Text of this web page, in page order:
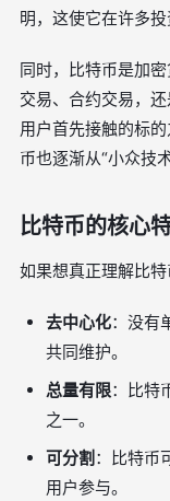
明，这使它在许多投
同时，比特币是加
交易、合约交易，
用户首先接触的标
币也逐渐从“小众技
比特币的核心
如果想真正理解比特
去中心化：没有
共同维护。
总量有限：比特
之一。
可分割 ：比特币
用户参与。